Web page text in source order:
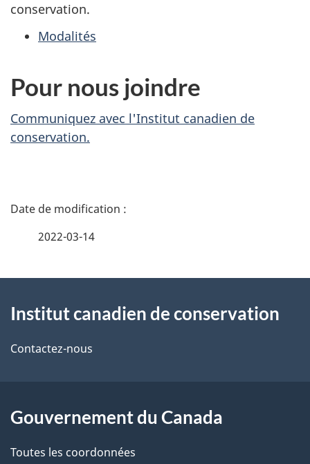
conservation.
Modalités
Pour nous joindre
Communiquez avec l'Institut canadien de
conservation.
D
i
l
d
e
2022-03-14
propos
de
site
Institut canadien de conservation
Contactez-nous
Gouvernement du Canada
Toutes les coordonnées